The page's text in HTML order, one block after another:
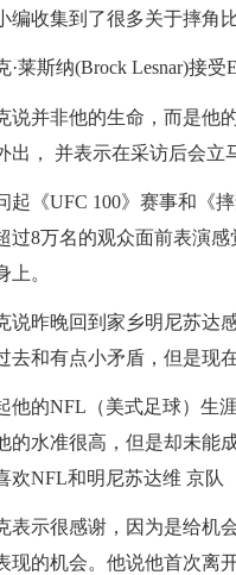
编收集到了很多关于摔角
·莱斯纳(Brock Lesnar)接
说并非他的生命，而是他
出， 并表示在采访后会立
起《UFC 100》赛事和《
过8万名的观众面前表演
上。
说昨晚回到家乡明尼苏达
去和有点小矛盾，但是现
他的NFL（美式足球）生
的水准很高，但是却未能
欢NFL和明尼苏达维 京队
表示很感谢，因为是给机
现的机会。他说他首次离